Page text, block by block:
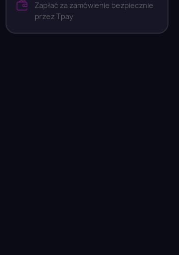
Zapłać za zamówienie bezpiecznie
przez Tpay